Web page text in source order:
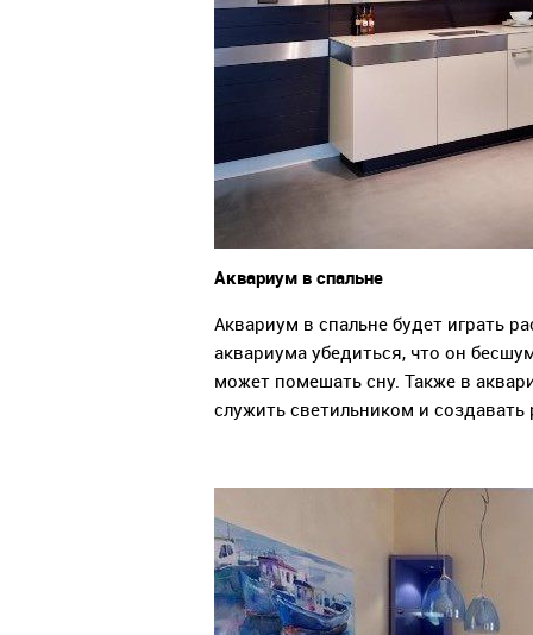
Аквариум в спальне
Аквариум в спальне будет играть
аквариума убедиться, что он
может помешать сну. Также в
служить светильником и